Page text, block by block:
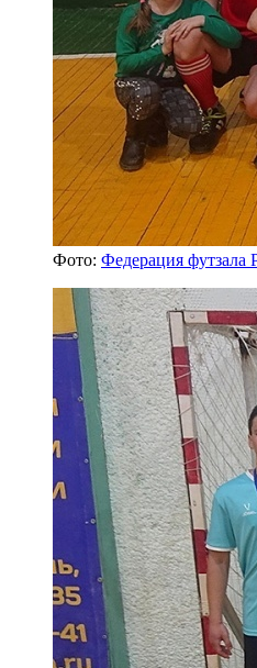
Фото: Федерация